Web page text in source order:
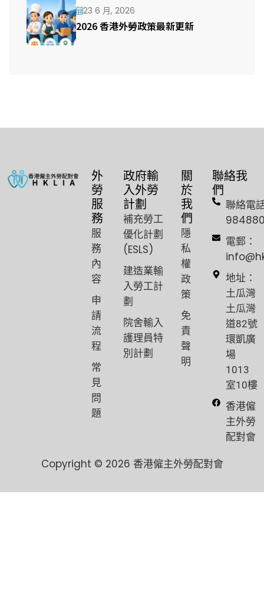
23 6 月, 2026
2026 香港外勞政策最新更新
外
勞
服
務
服
務
內
容
申
請
流
程
常
見
問
題
政府輸
入外勞
計劃
補充勞工
優化計劃
(ESLS)
建造業輸
入勞工計
劃
院舍輸入
護理員特
別計劃
關
於
我
們
隱
私
權
政
策
免
責
聲
明
聯絡我
們
聯絡電
電郵：
地址：
土瓜灣
土瓜灣
道82號
環凱廣
場
1013
室10樓
香港僱
主外勞
配對會
Copyright © 2026 香港僱主外勞配對會